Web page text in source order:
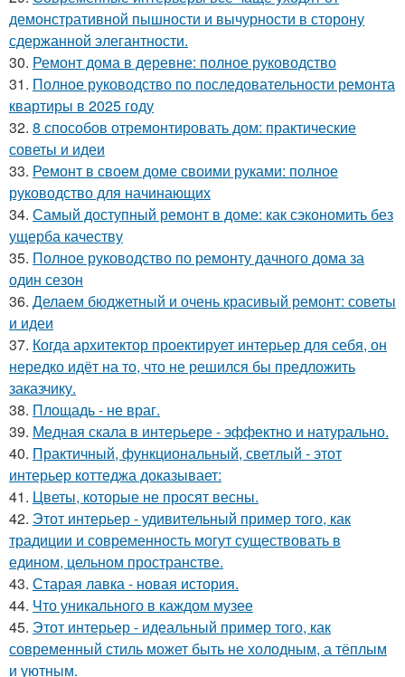
демонстративной пышности и вычурности в сторону
сдержанной элегантности.
30. Ремонт дома в деревне: полное руководство
31. Полное руководство по последовательности ремонта
квартиры в 2025 году
32. 8 способов отремонтировать дом: практические
советы и идеи
33. Ремонт в своем доме своими руками: полное
руководство для начинающих
34. Самый доступный ремонт в доме: как сэкономить без
ущерба качеству
35. Полное руководство по ремонту дачного дома за
один сезон
36. Делаем бюджетный и очень красивый ремонт: советы
и идеи
37. Когда архитектор проектирует интерьер для себя, он
нередко идёт на то, что не решился бы предложить
заказчику.
38. Площадь - не враг.
39. Медная скала в интерьере - эффектно и натурально.
40. Практичный, функциональный, светлый - этот
интерьер коттеджа доказывает:
41. Цветы, которые не просят весны.
42. Этот интерьер - удивительный пример того, как
традиции и современность могут существовать в
едином, цельном пространстве.
43. Старая лавка - новая история.
44. Что уникального в каждом музее
45. Этот интерьер - идеальный пример того, как
современный стиль может быть не холодным, а тёплым
и уютным.